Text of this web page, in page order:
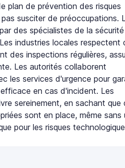
plan de prévention des risques
susciter de préoccupations.
des spécialistes de la
industries locales respectent
des inspections régulières,
Les autorités collaborent
les services d'urgence pour
en cas d'incident. Les
sereinement, en sachant que
sont en place, même sans
pour les risques